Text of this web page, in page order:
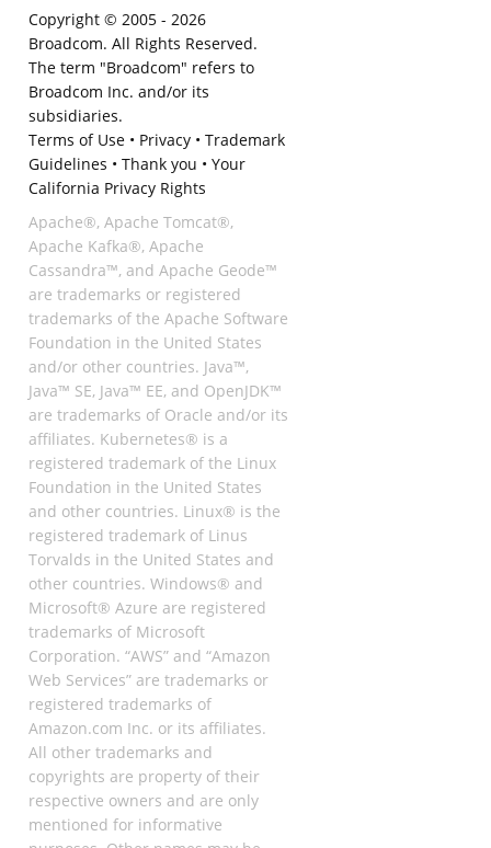
Copyright © 2005 - 2026
Broadcom. All Rights Reserved.
The term "Broadcom" refers to
Broadcom Inc. and/or its
subsidiaries.
Terms of Use• Privacy• Trademark
Guidelines • Thank you • Your
California Privacy Rights
Apache®, Apache Tomcat®,
Apache Kafka®, Apache
Cassandra™, and Apache Geode™
are trademarks or registered
trademarks of the Apache Software
Foundation in the United States
and/or other countries. Java™,
Java™ SE, Java™ EE, and OpenJDK™
are trademarks of Oracle and/or its
affiliates. Kubernetes® is a
registered trademark of the Linux
Foundation in the United States
and other countries. Linux® is the
registered trademark of Linus
Torvalds in the United States and
other countries. Windows® and
Microsoft® Azure are registered
trademarks of Microsoft
Corporation. “AWS” and “Amazon
Web Services” are trademarks or
registered trademarks of
Amazon.com Inc. or its affiliates.
All other trademarks and
copyrights are property of their
respective owners and are only
mentioned for informative